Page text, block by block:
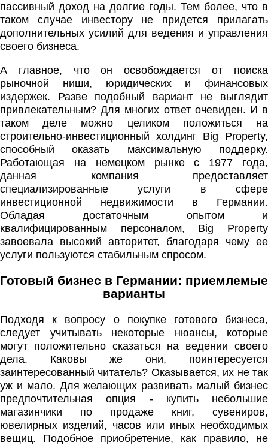
пассивный доход на долгие годы. Тем более, что в
таком случае инвестору не придется прилагать
дополнительных усилий для ведения и управления
своего бизнеса.
А главное, что он освобождается от поиска
рыночной ниши, юридических и финансовых
издержек. Разве подобный вариант не выглядит
привлекательным? Для многих ответ очевиден. И в
таком деле можно целиком положиться на
строительно-инвестиционный холдинг Big Property,
способный оказать максимальную поддерку.
Работающая на немецком рынке с 1977 года,
данная компания предоставляет
специализированные услуги в сфере
инвестиционной недвижимости в Германии.
Обладая достаточным опытом и
квалифицированным персоналом, Big Property
завоевала высокий авторитет, благодаря чему ее
услуги пользуются стабильным спросом.
Готовый бизнес в Германии: приемлемые
варианты
Подходя к вопросу о покупке готового бизнеса,
следует учитывать некоторые нюансы, которые
могут положительно сказаться на ведении своего
дела. Каковы же они, поинтересуется
заинтересованный читатель? Оказывается, их не так
уж и мало. Для желающих развивать малый бизнес
предпочтительная опция - купить небольшие
магазинчики по продаже книг, сувениров,
ювелирных изделий, часов или иных необходимых
вещиц. Подобное приобретение, как правило, не